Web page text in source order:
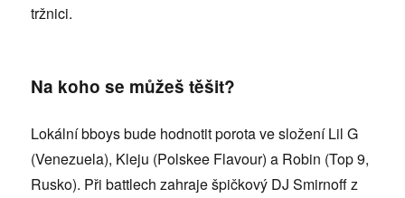
tržnici.
Na koho se můžeš těšit?
Lokální bboys bude hodnotit porota ve složení Lil G
(Venezuela), Kleju (Polskee Flavour) a Robin (Top 9,
Rusko). Při battlech zahraje špičkový DJ Smirnoff z